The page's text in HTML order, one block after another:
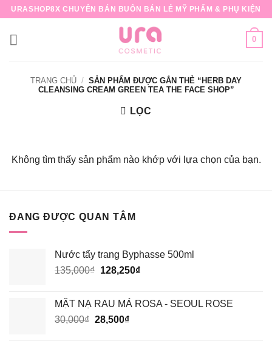
Bỏ
nội
URASHOP8X CHUYÊN BÁN BUÔN BÁN LẺ MỸ PHẨM & PHỤ KIỆN
0
TRANG CHỦ / SẢN PHẨM ĐƯỢC GẮN THẺ “HERB DAY
CLEANSING CREAM GREEN TEA THE FACE SHOP”
LỌC
Không tìm thấy sản phẩm nào khớp với lựa chọn của bạn.
ĐANG ĐƯỢC QUAN TÂM
Nước tẩy trang Byphasse 500ml
135,000₫ Giá
135,000₫.
128,250₫Giá
là:
MẶT NẠ RAU MÁ ROSA - SEOUL ROSE
30,000₫ Giá
28,500₫Giá